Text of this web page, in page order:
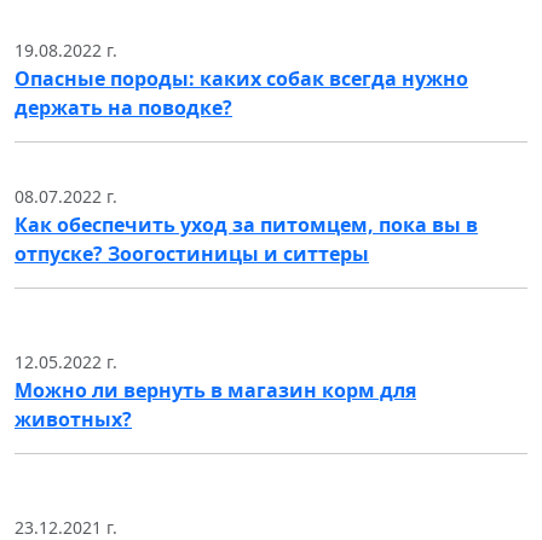
19.08.2022 г.
Опасные породы: каких собак всегда нужно
держать на поводке?
08.07.2022 г.
Как обеспечить уход за питомцем, пока вы в
отпуске? Зоогостиницы и ситтеры
12.05.2022 г.
Можно ли вернуть в магазин корм для
животных?
23.12.2021 г.